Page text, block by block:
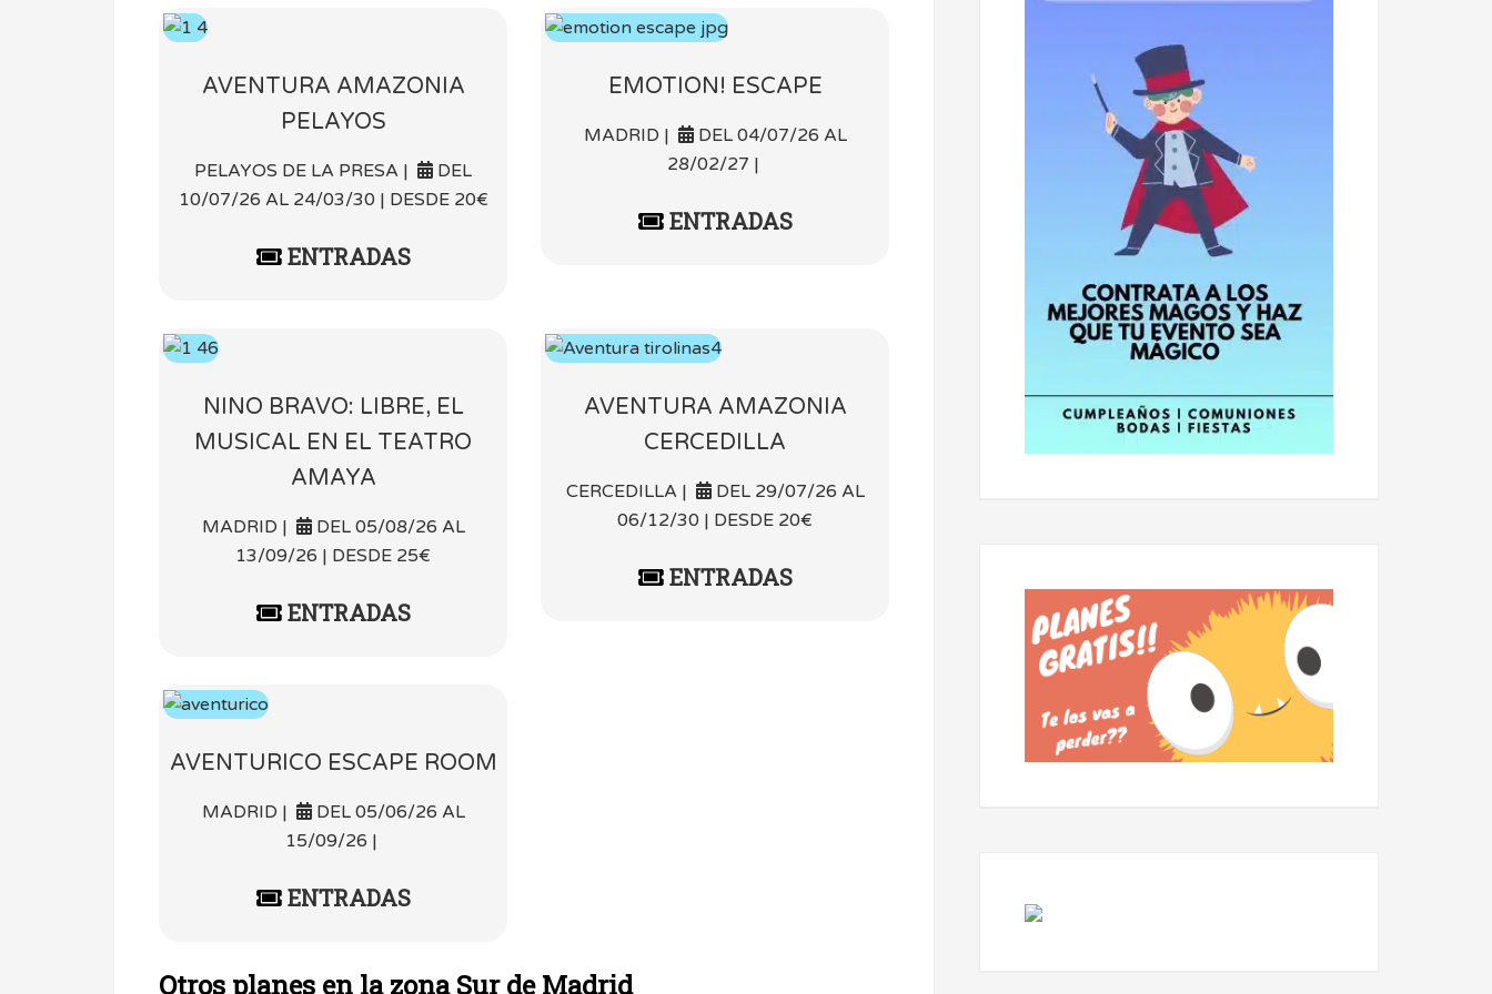
AVENTURA AMAZONIA
PELAYOS
PELAYOS DE LA PRESA |
DEL
10/07/26 AL 24/03/30 | DESDE 20€
ENTRADAS
EMOTION! ESCAPE
MADRID |
DEL 04/07/26 AL
28/02/27 |
ENTRADAS
NINO BRAVO: LIBRE, EL
MUSICAL EN EL TEATRO
AMAYA
MADRID |
DEL 05/08/26 AL
13/09/26 | DESDE 25€
ENTRADAS
AVENTURA AMAZONIA
CERCEDILLA
CERCEDILLA |
DEL 29/07/26 AL
06/12/30 | DESDE 20€
ENTRADAS
AVENTURICO ESCAPE ROOM
MADRID |
DEL 05/06/26 AL
15/09/26 |
ENTRADAS
Otros planes en la zona Sur de Madrid